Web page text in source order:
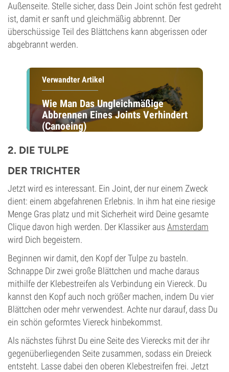
Außenseite. Stelle sicher, dass Dein Joint schön fest gedreht
ist, damit er sanft und gleichmäßig abbrennt. Der
überschüssige Teil des Blättchens kann abgerissen oder
abgebrannt werden.
Verwandter Artikel
Wie Man Das Ungleichmäßige
Abbrennen Eines Joints Verhindert
(Canoeing)
2. DIE TULPE
DER TRICHTER
Jetzt wird es interessant. Ein Joint, der nur einem Zweck
dient: einem abgefahrenen Erlebnis. In ihm hat eine riesige
Menge Gras platz und mit Sicherheit wird Deine gesamte
Clique davon high werden. Der Klassiker aus Amsterdam
wird Dich begeistern.
Beginnen wir damit, den Kopf der Tulpe zu basteln.
Schnappe Dir zwei große Blättchen und mache daraus
mithilfe der Klebestreifen als Verbindung ein Viereck. Du
kannst den Kopf auch noch größer machen, indem Du vier
Blättchen oder mehr verwendest. Achte nur darauf, dass Du
ein schön geformtes Viereck hinbekommst.
Als nächstes führst Du eine Seite des Vierecks mit der ihr
gegenüberliegenden Seite zusammen, sodass ein Dreieck
entsteht. Lasse dabei den oberen Klebestreifen frei. Jetzt